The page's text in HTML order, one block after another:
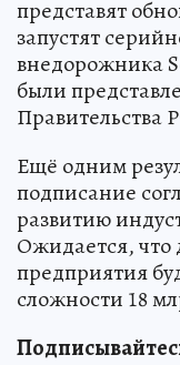
представят
запустят
внедорожника
были
Правительства
Ещё одним
подписание
развитию
Ожидается, что
предприятия
сложности 18